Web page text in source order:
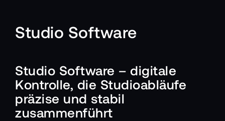
Studio Software
Studio Software – digitale
Kontrolle, die Studioabläufe
präzise und stabil
zusammenführt